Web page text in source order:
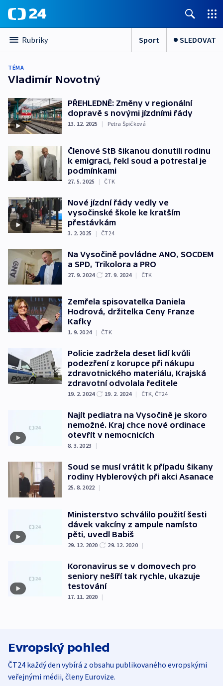
Rubriky Sport SLEDOVAT
TÉMA
Vladimír Novotný
PŘEHLEDNĚ: Změny v regionální
dopravě s novými jízdními řády
13. 12. 2025 | Petra Špičková
Členové StB šikanou donutili rodinu
k emigraci, řekl soud a potrestal je
podmínkami
27. 5. 2025 | ČTK
Nové jízdní řády vedly ve
vysočinské škole ke kratším
přestávkám
3. 2. 2025 | ČT24
Na Vysočině povládne ANO, SOCDEM
a SPD, Trikolora a PRO
27. 9. 2024 27. 9. 2024 | ČTK
Zemřela spisovatelka Daniela
Hodrová, držitelka Ceny Franze
Kafky
1. 9. 2024 | ČTK
Policie zadržela deset lidí kvůli
podezření z korupce při nákupu
zdravotnického materiálu, Krajská
zdravotní odvolala ředitele
19. 2. 2024 19. 2. 2024 | ČTK, ČT24
Najít pediatra na Vysočině je skoro
nemožné. Kraj chce nové ordinace
otevřít v nemocnicích
8. 3. 2023 |
Soud se musí vrátit k případu šikany
rodiny Hyblerových při akci Asanace
25. 8. 2022 |
Ministerstvo schválilo použití šesti
dávek vakcíny z ampule namísto
pěti, uvedl Babiš
29. 12. 2020 29. 12. 2020 |
Koronavirus se v domovech pro
seniory nešíří tak rychle, ukazuje
testování
17. 11. 2020 |
Evropský pohled
ČT24 každý den vybírá z obsahu publikovaného evropskými
veřejnými médii, členy Eurovize.